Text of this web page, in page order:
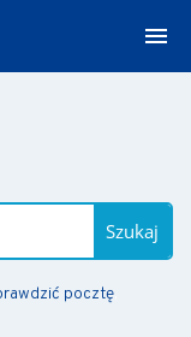
Szukaj
pocztę